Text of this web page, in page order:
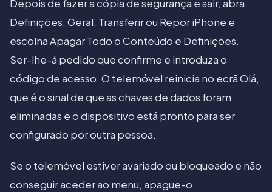
Depois de fazer a cópia de segurança e sair, abra
Definições, Geral, Transferir ou Repor iPhone e
escolha Apagar Todo o Conteúdo e Definições.
Ser-lhe-á pedido que confirme e introduza o
código de acesso. O telemóvel reinicia no ecrã Olá,
que é o sinal de que as chaves de dados foram
eliminadas e o dispositivo está pronto para ser
configurado por outra pessoa.
Se o telemóvel estiver avariado ou bloqueado e não
conseguir aceder ao menu, apague-o